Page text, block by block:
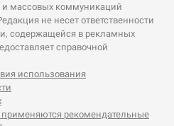
массовых коммуникаций
не несет ответственности
содержащейся в рекламных
справочной
использования
рекомендательные